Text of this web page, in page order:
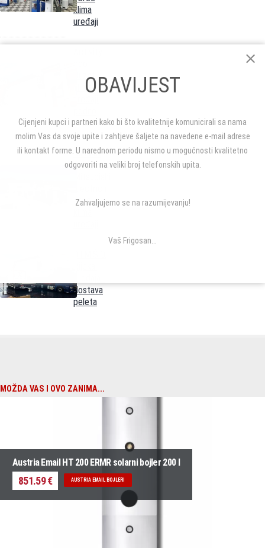
klima
uređaji
Buzet:
klima
grijanje
Klimont
Dubrovnik:
Gree
dostava
peleta
MOŽDA VAS I OVO ZANIMA...
Austria Email HT 200 ERMR solarni bojler 200 l
851.59 € AUSTRIA EMAIL BOJLERI
OBAVIJEST
Cijenjeni kupci i partneri kako bi što kvalitetnije komunicirali sa nama
molim Vas da svoje upite i zahtjeve šaljete na navedene e-mail adrese
ili kontakt forme. U narednom periodu nismo u mogućnosti kvalitetno
odgovoriti na veliki broj telefonskih upita.
Zahvaljujemo se na razumijevanju!
Vaš Frigosan...